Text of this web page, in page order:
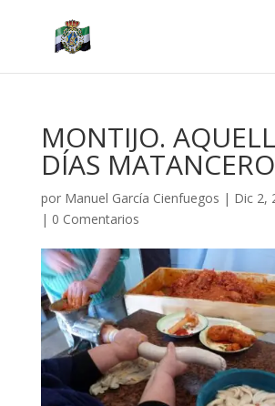
MONTIJO.
DÍAS
por Manuel García Cienfuegos | Dic 2,
| 0 Comentarios